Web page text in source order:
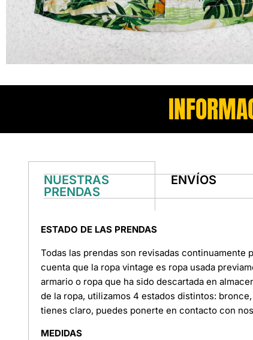
NUESTRAS
PRENDAS
ENVÍOS
ESTADO DE LAS PRENDAS
Todas las prendas son revisadas continuamente
cuenta que la ropa vintage es ropa usada
armario o ropa que ha sido descartada en
de la ropa, utilizamos 4 estados distintos:
tienes claro, puedes ponerte en contacto con
MEDIDAS